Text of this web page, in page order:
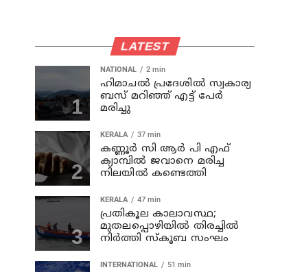
LATEST
NATIONAL 2 min
ഹിമാചല്‍ പ്രദേശില്‍ സ്വകാര്യ
ബസ് മറിഞ്ഞ് എട്ട് പേര്‍
മരിച്ചു
KERALA 37 min
കണ്ണൂര്‍ സി ആര്‍ പി എഫ്
ക്യാമ്പില്‍ ജവാനെ മരിച്ച
നിലയില്‍ കണ്ടെത്തി
KERALA 47 min
പ്രതികൂല കാലാവസ്ഥ;
മുതലപ്പൊഴിയില്‍ തിരച്ചില്‍
നിര്‍ത്തി സ്കൂബ സംഘം
INTERNATIONAL 51 min